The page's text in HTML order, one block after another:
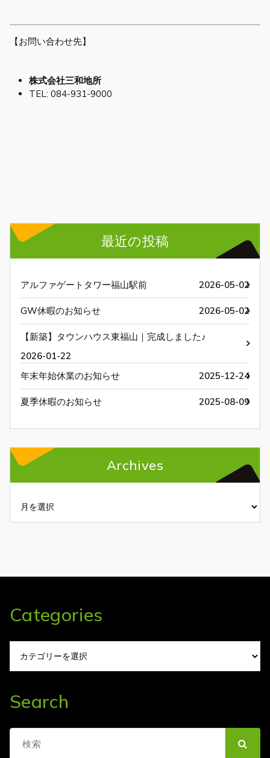
【お問い合わせ先】
株式会社三和地所
TEL: 084-931-9000
最近の投稿
アルファゲートタワー福山駅前 2026-05-02
GW休暇のお知らせ 2026-05-02
【新築】タウンハウス東福山｜完成しました♪
2026-01-22
年末年始休業のお知らせ
2025-12-24
夏季休暇のお知らせ 2025-08-09
Archives
Categories
Search
検